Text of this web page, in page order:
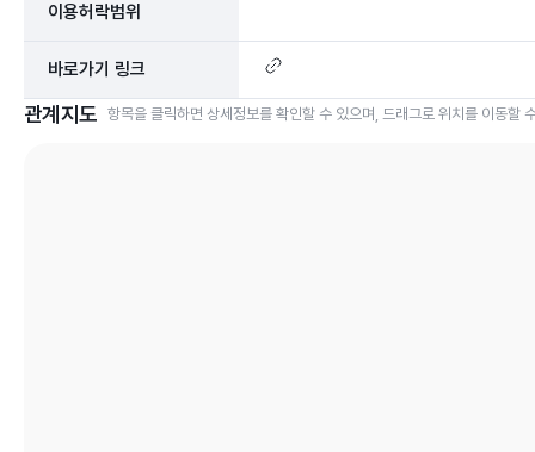
이용허락범위
바로가기 링크
관계지도 항목을 클릭하면 상세정보를 확인할 수 있으며, 드래그로 위치를 이동할